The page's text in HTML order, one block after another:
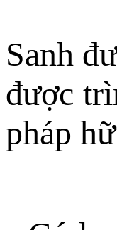
Sanh
được
pháp